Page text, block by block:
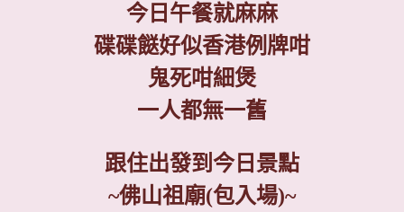
今日午餐就麻麻
碟碟餸好似香港例牌咁
鬼死咁細煲
一人都無一舊
跟住出發到今日景點
~佛山祖廟(包入場)~